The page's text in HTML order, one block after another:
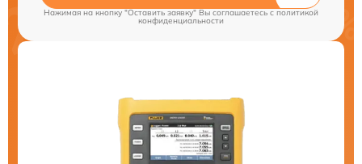
Нажимая на кнопку "Оставить заявку" Вы соглашаетесь cполитикой
конфиденциальности